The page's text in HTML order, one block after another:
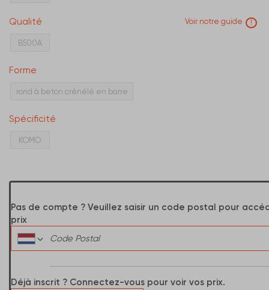
Qualité Voir notre guide !
B500A
Forme
rond à beton crénélé en barre
Spécificité
KOMO
Pas de compte ? Veuillez saisir un code postal pour
prix
Déjà inscrit ? Connectez-vous pour voir vos prix.